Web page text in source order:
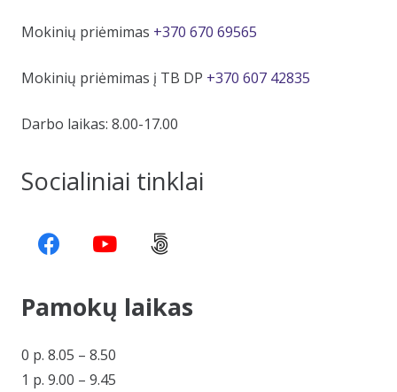
Mokinių priėmimas +370 670 69565
Mokinių priėmimas į TB DP +370 607 42835
Darbo laikas: 8.00-17.00
Socialiniai tinklai
Pamokų laikas
0 p. 8.05 – 8.50
1 p. 9.00 – 9.45